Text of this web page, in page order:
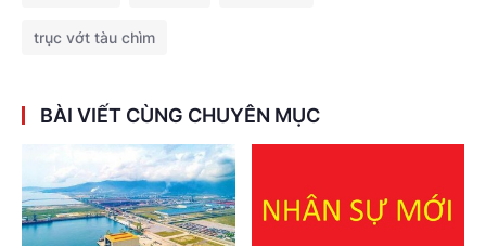
trục vớt tàu chìm
BÀI VIẾT CÙNG CHUYÊN MỤC